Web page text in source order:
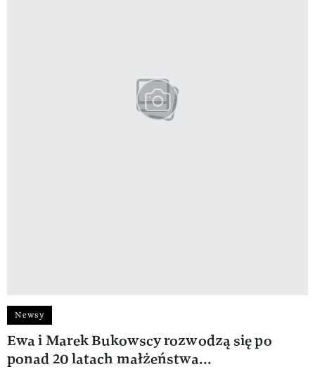
Newsy
Ewa i Marek Bukowscy rozwodzą się po
ponad 20 latach małżeństwa...